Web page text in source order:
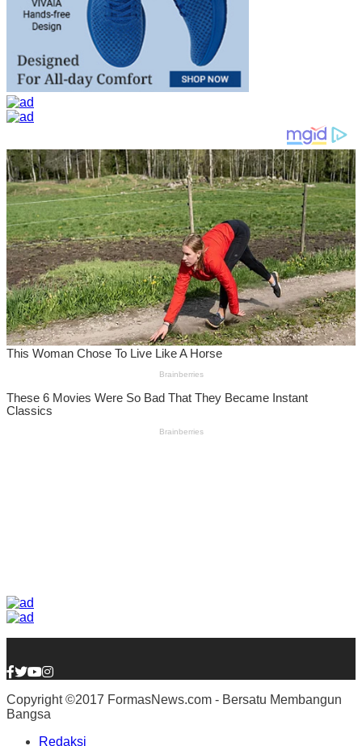
Copyright ©2017 FormasNews.com - Bersatu Membangun
Bangsa
Redaksi